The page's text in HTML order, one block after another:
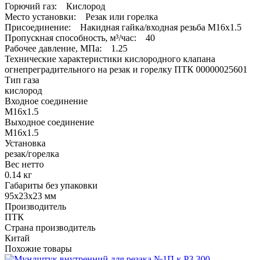
Горючий газ: Кислород
Место установки: Резак или горелка
Присоединение: Накидная гайка/входная резьба М16х1.5
Пропускная способность, м³/час: 40
Рабочее давление, МПа: 1.25
Технические характеристики кислородного клапана
огнепреградительного на резак и горелку ПТК 00000025601
Тип газа
кислород
Входное соединение
М16х1.5
Выходное соединение
М16х1.5
Установка
резак/горелка
Вес нетто
0.14 кг
Габариты без упаковки
95х23х23 мм
Производитель
ПТК
Страна производитель
Китай
Похожие товары